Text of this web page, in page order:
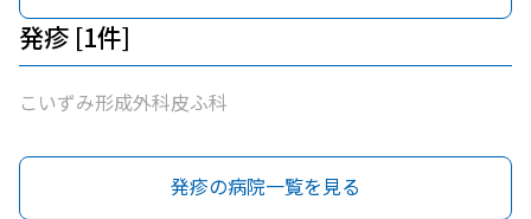
発疹 [1件]
こいずみ形成外科皮ふ科
発疹の病院一覧を見る